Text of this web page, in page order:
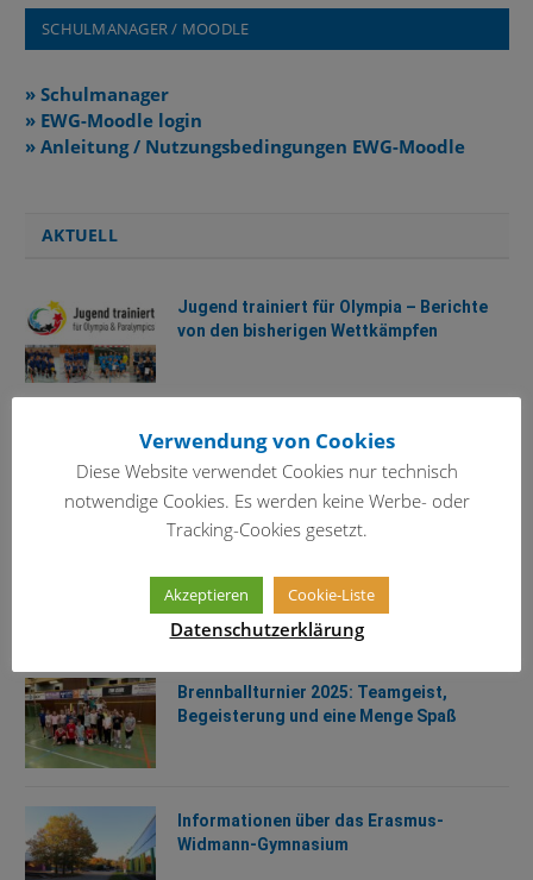
SCHULMANAGER / MOODLE
» Schulmanager
» EWG-Moodle login
» Anleitung / Nutzungsbedingungen EWG-Moodle
AKTUELL
Jugend trainiert für Olympia – Berichte
von den bisherigen Wettkämpfen
Schülermentoren-Workshop
Brennballturnier 2025: Teamgeist,
Begeisterung und eine Menge Spaß
Informationen über das Erasmus-
Widmann-Gymnasium
Verwendung von Cookies
Diese Website verwendet Cookies nur technisch
notwendige Cookies. Es werden keine Werbe- oder
Tracking-Cookies gesetzt.
Akzeptieren Cookie-Liste
Datenschutzerklärung